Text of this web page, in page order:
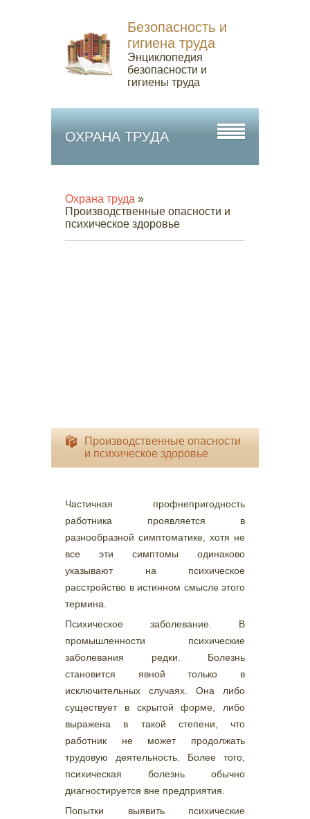
Безопасность и
гигиена труда
Энциклопедия
безопасности и
гигиены труда
ОХРАНА ТРУДА
Охрана труда »
Производственные опасности и
психическое здоровье
Производственные опасности
и психическое здоровье
Частичная профнепригодность
работника проявляется в
разнообразной симптоматике, хотя не
все эти симптомы одинаково
указывают на психическое
расстройство в истинном смысле этого
термина.
Психическое заболевание. В
промышленности психические
заболевания редки. Болезнь
становится явной только в
исключительных случаях. Она либо
существует в скрытой форме, либо
выражена в такой степени, что
работник не может продолжать
трудовую деятельность. Более того,
психическая болезнь обычно
диагностируется вне предприятия.
Попытки выявить психические